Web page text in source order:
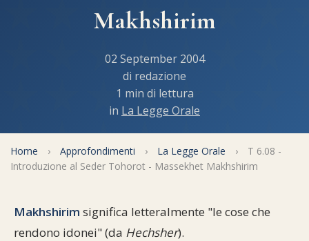
Informativa Privacy
Regole di Halachà
Pubblicazioni
La tradizione orale
Filosofia e Pensiero
Momenti di Torah
Orari di Shabbat
Convertitore di date
Vendita del chametz
Mappa del sito
Feste e ricorrenze
Cucina tipica
Perle dal Talmud
Approfondimenti
Aspetti di vita ebraica Mangiare casher
Makhshirim
02 September 2004
di redazione
1 min di lettura
in La Legge Orale
Home › Approfondimenti › La Legge Orale ›
T 6.08 -
Introduzione al Seder Tohorot - Massekhet Makhshirim
Makhshirim significa letteralmente "le cose che
rendono idonei" (da Hechsher).